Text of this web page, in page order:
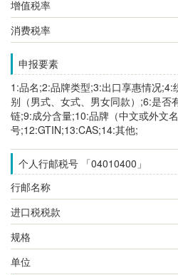
增值税率
消费税率
申报要素
1:品名;2:品牌类型;3:出口享惠情况
别（男式、女式、男女同款）;6:是否
链;9:成分含量;10:品牌（中文或外文
号;12:GTIN;13:CAS;14:其他;
个人行邮税号 「04010400」
行邮名称
进口税税款
规格
单位